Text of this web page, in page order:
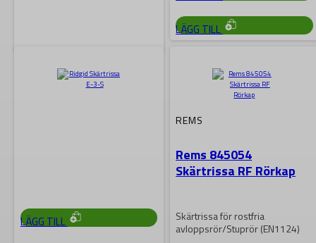
Ridgid Skärtrissa F-515
LÄGG TILL
LÄGG TILL
REMS
Rems 845054
Skärtrissa RF Rörkap
Skärtrissa för rostfria
avloppsrör/Stuprör (EN1124)